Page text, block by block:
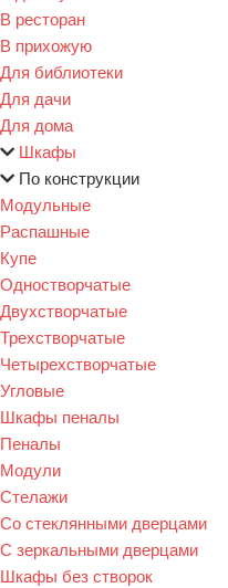
В ресторан
В прихожую
Для библиотеки
Для дачи
Для дома
Шкафы
По конструкции
Модульные
Распашные
Купе
Одностворчатые
Двухстворчатые
Трехстворчатые
Четырехстворчатые
Угловые
Шкафы пеналы
Пеналы
Модули
Стелажи
Со стеклянными дверцами
С зеркальными дверцами
Шкафы без створок